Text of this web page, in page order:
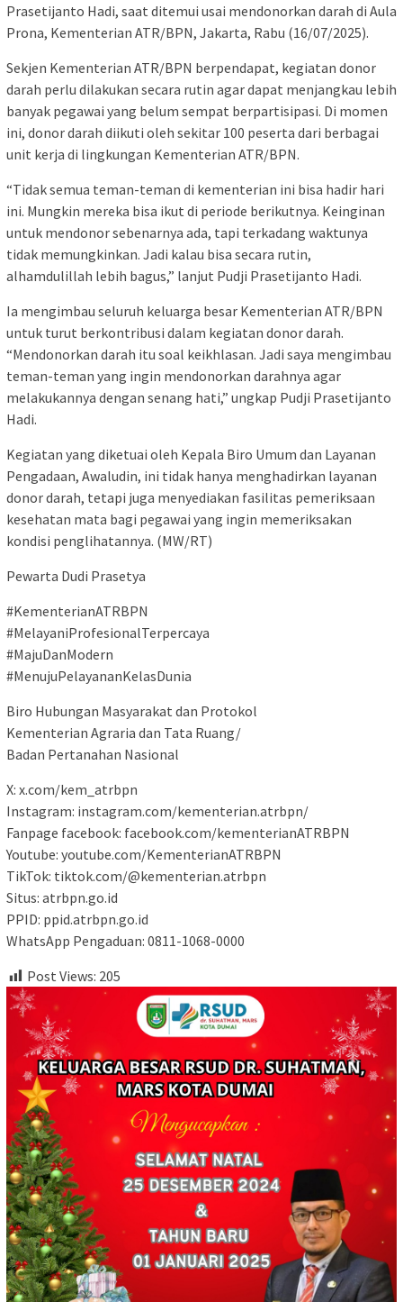
Prasetijanto Hadi, saat ditemui usai mendonorkan darah di Aula
Prona, Kementerian ATR/BPN, Jakarta, Rabu (16/07/2025).
Sekjen Kementerian ATR/BPN berpendapat, kegiatan donor
darah perlu dilakukan secara rutin agar dapat menjangkau lebih
banyak pegawai yang belum sempat berpartisipasi. Di momen
ini, donor darah diikuti oleh sekitar 100 peserta dari berbagai
unit kerja di lingkungan Kementerian ATR/BPN.
“Tidak semua teman-teman di kementerian ini bisa hadir hari
ini. Mungkin mereka bisa ikut di periode berikutnya. Keinginan
untuk mendonor sebenarnya ada, tapi terkadang waktunya
tidak memungkinkan. Jadi kalau bisa secara rutin,
alhamdulillah lebih bagus,” lanjut Pudji Prasetijanto Hadi.
Ia mengimbau seluruh keluarga besar Kementerian ATR/BPN
untuk turut berkontribusi dalam kegiatan donor darah.
“Mendonorkan darah itu soal keikhlasan. Jadi saya mengimbau
teman-teman yang ingin mendonorkan darahnya agar
melakukannya dengan senang hati,” ungkap Pudji Prasetijanto
Hadi.
Kegiatan yang diketuai oleh Kepala Biro Umum dan Layanan
Pengadaan, Awaludin, ini tidak hanya menghadirkan layanan
donor darah, tetapi juga menyediakan fasilitas pemeriksaan
kesehatan mata bagi pegawai yang ingin memeriksakan
kondisi penglihatannya. (MW/RT)
Pewarta Dudi Prasetya
#KementerianATRBPN
#MelayaniProfesionalTerpercaya
#MajuDanModern
#MenujuPelayananKelasDunia
Biro Hubungan Masyarakat dan Protokol
Kementerian Agraria dan Tata Ruang/
Badan Pertanahan Nasional
X: x.com/kem_atrbpn
Instagram: instagram.com/kementerian.atrbpn/
Fanpage facebook: facebook.com/kementerianATRBPN
Youtube: youtube.com/KementerianATRBPN
TikTok: tiktok.com/@kementerian.atrbpn
Situs: atrbpn.go.id
PPID: ppid.atrbpn.go.id
WhatsApp Pengaduan: 0811-1068-0000
Post Views: 205